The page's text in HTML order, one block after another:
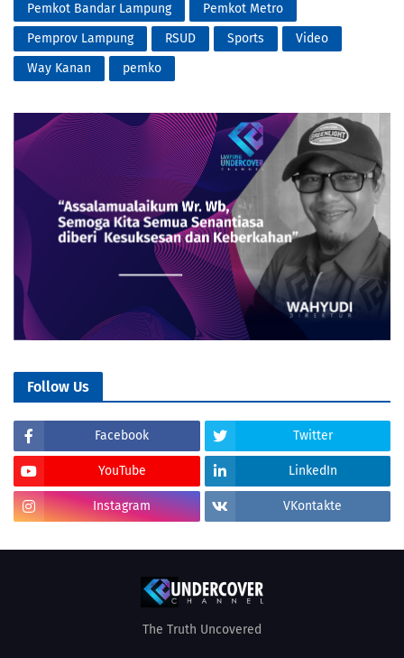
Pemkot Bandar Lampung
Pemkot Metro
Pemprov Lampung
RSUD Sports
Video
Way Kanan
pemko
Follow Us
Facebook Twitter
YouTube LinkedIn
Instagram VKontakte
The Truth Uncovered